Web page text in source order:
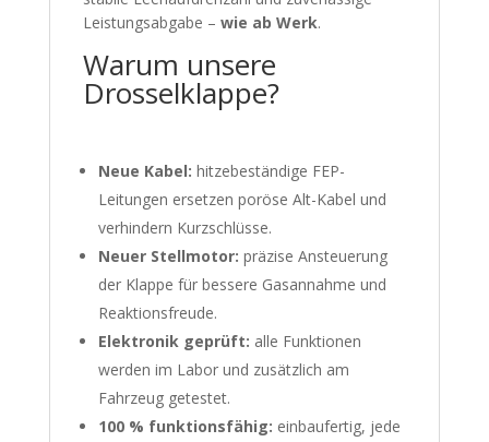
Leistungsabgabe – wie ab Werk.
Warum unsere
Drosselklappe?
Neue Kabel: hitzebeständige FEP-
Leitungen ersetzen poröse Alt-Kabel und
verhindern Kurzschlüsse.
Neuer Stellmotor: präzise Ansteuerung
der Klappe für bessere Gasannahme und
Reaktionsfreude.
Elektronik geprüft: alle Funktionen
werden im Labor und zusätzlich am
Fahrzeug getestet.
100 % funktionsfähig: einbaufertig, jede